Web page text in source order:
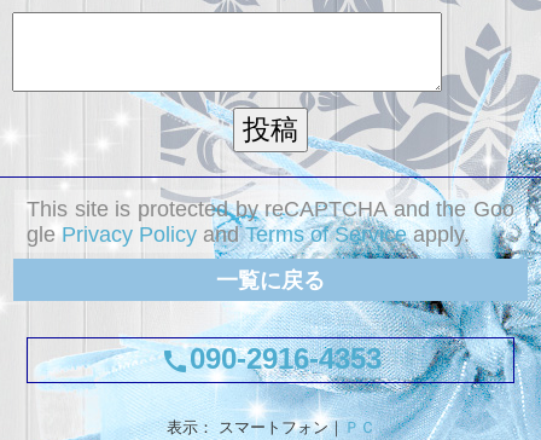
This site is protected by reCAPTCHA and the Goo
gle Privacy Policy andTerms of Serviceapply.
一覧に戻る
call090-2916-4353
表示： スマートフォン｜ ＰＣ